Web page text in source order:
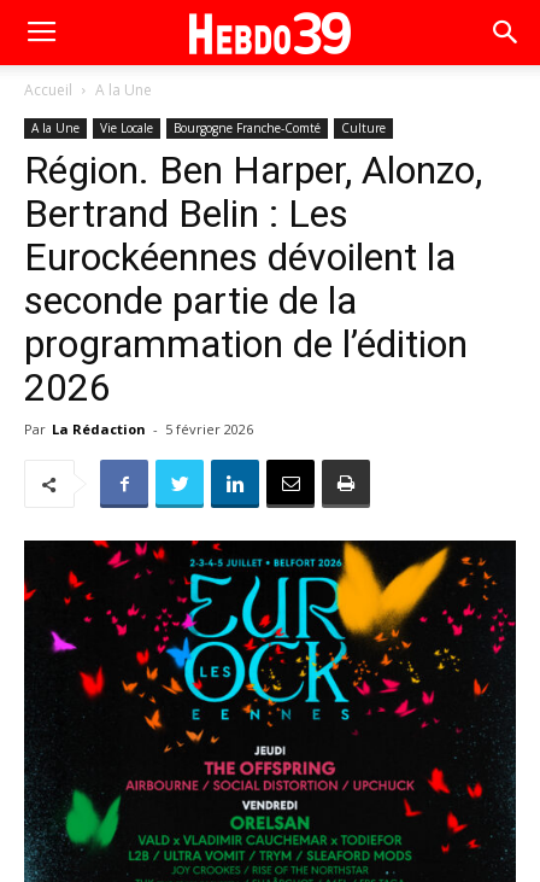
Accueil A la Une
A la Une Vie Locale Bourgogne Franche-Comté Culture
Région. Ben Harper, Alonzo,
Bertrand Belin : Les
Eurockéennes dévoilent la
seconde partie de la
programmation de l’édition
2026
Par La Rédaction - 5 février 2026